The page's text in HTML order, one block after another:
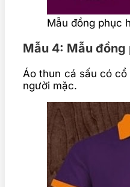
Mẫu đồng phục
Mẫu 4: Mẫu
Áo thun cá sấu có
người mặc.